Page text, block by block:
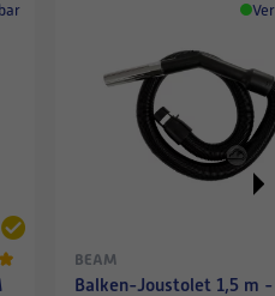
BEAM
Balken-Joustolet 1,5 m